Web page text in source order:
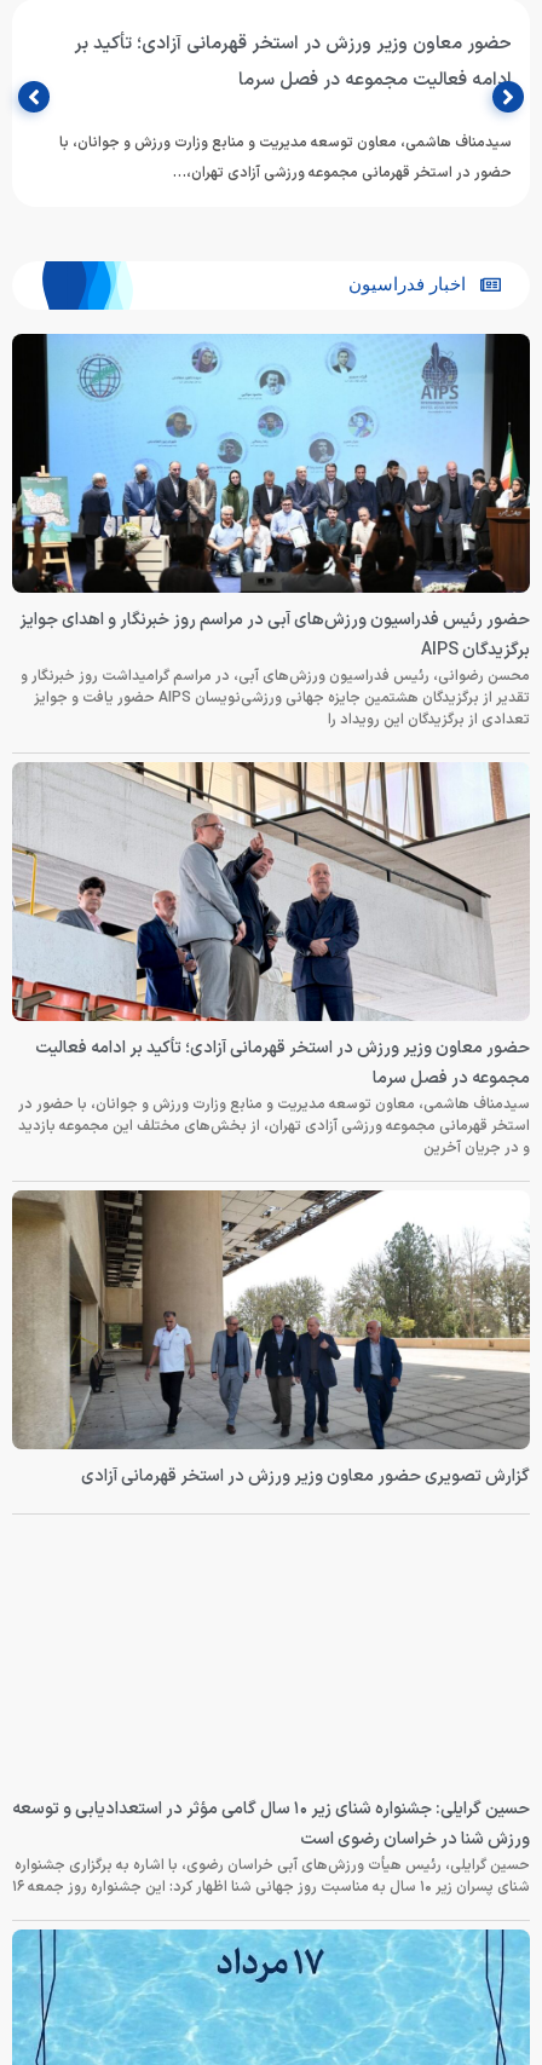
حضور معاون وزیر ورزش در استخر قهرمانی آزادی؛ تأکید بر
ادامه فعالیت مجموعه در فصل سرما
سیدمناف هاشمی، معاون توسعه مدیریت و منابع وزارت ورزش و جوانان، با
حضور در استخر قهرمانی مجموعه ورزشی آزادی تهران،…
اخبار فدراسیون
حضور رئیس فدراسیون ورزش‌های آبی در مراسم روز خبرنگار و اهدای جوایز
برگزیدگان AIPS
محسن رضوانی، رئیس فدراسیون ورزش‌های آبی، در مراسم گرامیداشت روز خبرنگار و
تقدیر از برگزیدگان هشتمین جایزه جهانی ورزشی‌نویسان AIPS حضور یافت و جوایز
تعدادی از برگزیدگان این رویداد را
حضور معاون وزیر ورزش در استخر قهرمانی آزادی؛ تأکید بر ادامه فعالیت
مجموعه در فصل سرما
سیدمناف هاشمی، معاون توسعه مدیریت و منابع وزارت ورزش و جوانان، با حضور در
استخر قهرمانی مجموعه ورزشی آزادی تهران، از بخش‌های مختلف این مجموعه بازدید
و در جریان آخرین
گزارش تصویری حضور معاون وزیر ورزش در استخر قهرمانی آزادی
حسین گرایلی: جشنواره شنای زیر ۱۰ سال گامی مؤثر در استعدادیابی و توسعه
ورزش شنا در خراسان رضوی است
حسین گرایلی، رئیس هیأت ورزش‌های آبی خراسان رضوی، با اشاره به برگزاری جشنواره
شنای پسران زیر ۱۰ سال به مناسبت روز جهانی شنا اظهار کرد: این جشنواره روز جمعه‌ ۱۶